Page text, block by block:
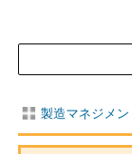
製造マネジメ